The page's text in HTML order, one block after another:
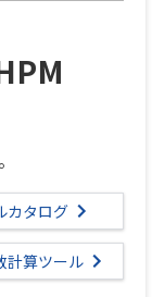
カタログ
計算ツール